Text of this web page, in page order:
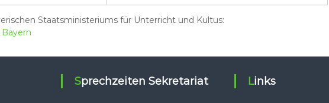
Staatsministeriums für Unterricht und Kultus:
Sprechzeiten Sekretariat Links